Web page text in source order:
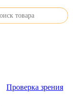
Проверка зрения